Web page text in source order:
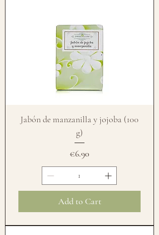
Jabón de manzanilla y jojoba (100
g)
Price
€6.90
Add to Cart